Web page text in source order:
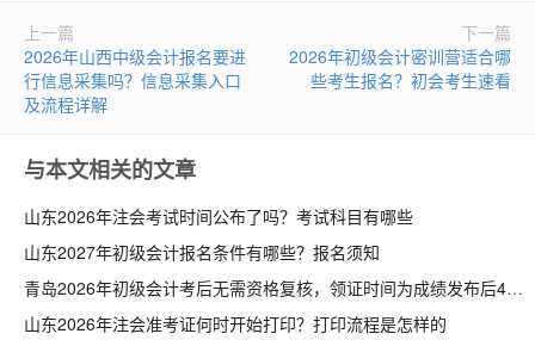
上一篇
2026年山西中级会计报名要进
行信息采集吗？信息采集入口
及流程详解
下一篇
2026年初级会计密训营适合哪
些考生报名？初会考生速看
与本文相关的文章
山东2026年注会考试时间公布了吗？考试科目有哪些
山东2027年初级会计报名条件有哪些？报名须知
青岛2026年初级会计考后无需资格复核，领证时间为成绩发布后4个月
山东2026年注会准考证何时开始打印？打印流程是怎样的